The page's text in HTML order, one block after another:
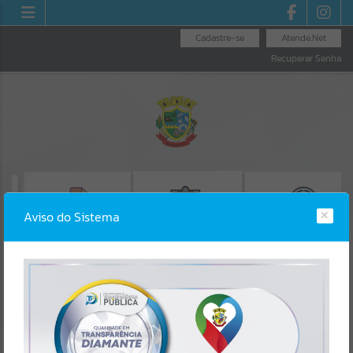
Atende.Net
Cadastre-se
Recuperar Senha
ISS/ALVARÁ
NEGATIVA_CND
PROTOCOLO
Aviso do Sistema
Gerenciamento do Sistema
CÓDIGO DA MENSAGEM: EST-000040
Ocorreu um erro de script: